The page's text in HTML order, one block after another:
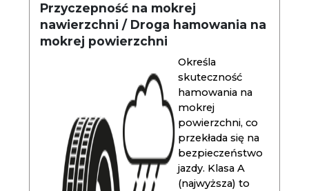
Przyczepność na mokrej
nawierzchni / Droga hamowania na
mokrej powierzchni
Określa
skuteczność
hamowania na
mokrej
powierzchni, co
przekłada się na
bezpieczeństwo
jazdy. Klasa A
(najwyższa) to